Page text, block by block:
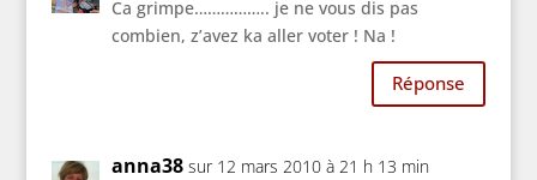
Ca grimpe…………….. je ne vous dis pas
combien, z’avez ka aller voter ! Na !
Réponse
anna38 sur 12 mars 2010 à 21 h 13 min